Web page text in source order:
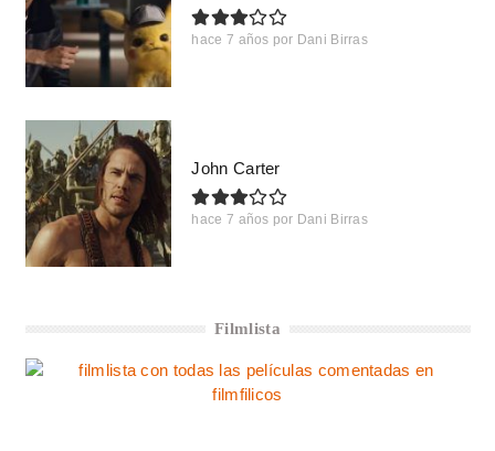
hace 7 años por Dani Birras
John Carter
hace 7 años por Dani Birras
Filmlista